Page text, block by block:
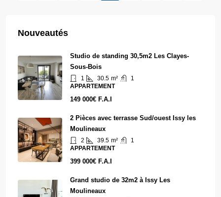
Nouveautés
Studio de standing 30,5m2 Les Clayes-
Sous-Bois
1 30.5 m²
1
APPARTEMENT
149 000€ F.A.I
2 Pièces avec terrasse Sud/ouest Issy les
Moulineaux
2 39.5 m²
1
APPARTEMENT
399 000€ F.A.I
Grand studio de 32m2 à Issy Les
Moulineaux